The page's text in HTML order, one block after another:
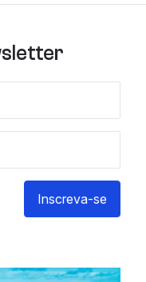
Inscreva-se